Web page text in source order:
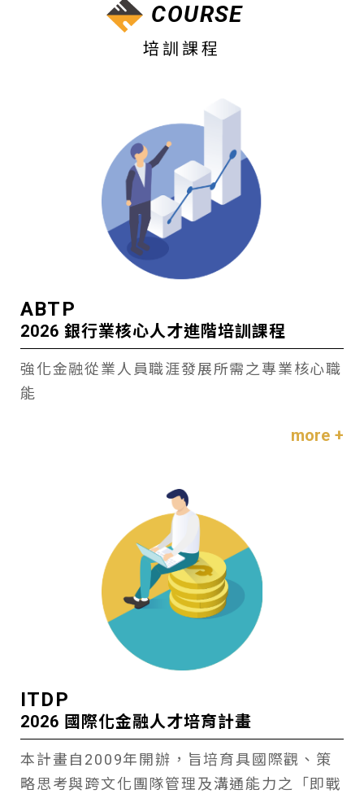
COURSE
培訓課程
ABTP
2026 銀行業核心人才進階培訓課程
強化金融從業人員職涯發展所需之專業核心職
能
more +
ITDP
2026 國際化金融人才培育計畫
本計畫自2009年開辦，旨培育具國際觀、策
略思考與跨文化團隊管理及溝通能力之「即戰